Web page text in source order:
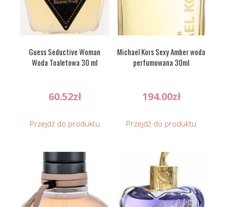
Guess Seductive Woman
Woda Toaletowa 30 ml
60.52zł
Przejdź do produktu
Michael Kors Sexy Amber woda
perfumowana 30ml
194.00zł
Przejdź do produktu